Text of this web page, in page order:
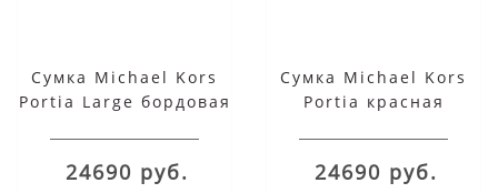
Сумка Michael Kors
Portia Large бордовая
24690 руб.
Сумка Michael Kors
Portia красная
24690 руб.